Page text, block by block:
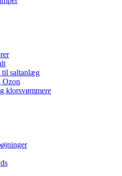
til saltanlæg
klorsvømmere